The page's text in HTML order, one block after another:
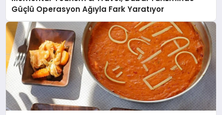
Güçlü Operasyon Ağıyla Fark Yaratıyor